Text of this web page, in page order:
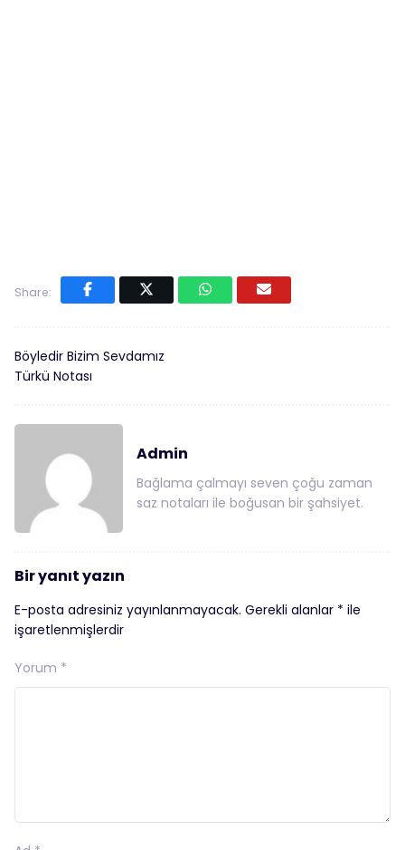
Share:
Böyledir Bizim Sevdamız
Türkü Notası
Admin
Bağlama çalmayı seven çoğu zaman
saz notaları ile boğusan bir şahsiyet.
Bir yanıt yazın
E-posta adresiniz yayınlanmayacak. Gerekli alanlar * ile
işaretlenmişlerdir
Yorum *